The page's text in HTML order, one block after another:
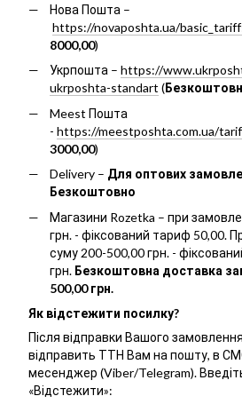
Нова Пошта –
https://novaposhta.ua/
8000,00)
Укрпошта – https://
ukrposhta-standart (
Meest Пошта
- https://meestposhta.com.ua/
3000,00)
Delivery – Для оптових
Безкоштовно
Магазини Rozetka – при
грн. - фіксований тариф 50,00.
суму 200-500,00 грн. -
грн. Безкоштовна доставка
500,00 грн.
Як відстежити посилку?
Після відправки Вашого
відправить ТТН Вам на пошту, в
месенджер (Viber/Telegram).
«Відстежити»: